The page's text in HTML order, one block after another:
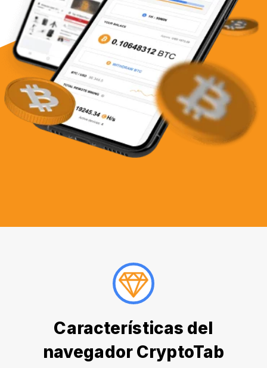
Características del
navegador CryptoTab